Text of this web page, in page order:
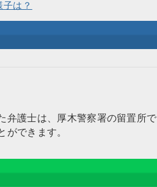
は？
弁護士は、厚木警察署の留置所で
できます。